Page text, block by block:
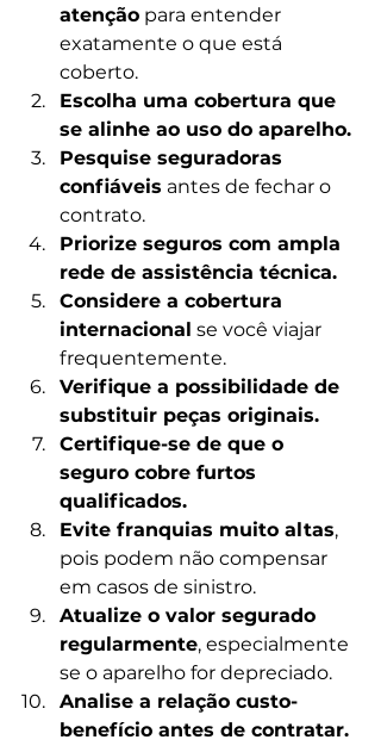
atenção para entender
exatamente o que está
coberto.
Escolha uma cobertura que
se alinhe ao uso do aparelho.
Pesquise seguradoras
confiáveis antes de fechar o
contrato.
Priorize seguros com ampla
rede de assistência técnica.
Considere a cobertura
internacional se você viajar
frequentemente.
Verifique a possibilidade de
substituir peças originais.
Certifique-se de que o
seguro cobre furtos
qualificados.
Evite franquias muito altas,
pois podem não compensar
em casos de sinistro.
Atualize o valor segurado
regularmente, especialmente
se o aparelho for depreciado.
Analise a relação custo-
benefício antes de contratar.